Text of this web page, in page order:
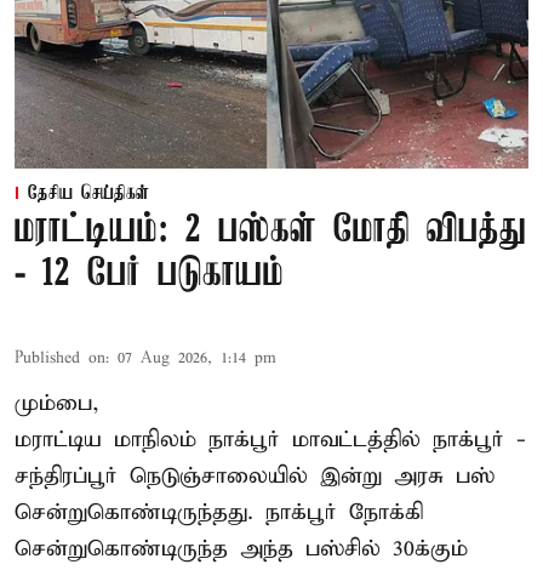
தேசிய செய்திகள்
மராட்டியம்: 2 பஸ்கள் மோதி விபத்து
- 12 பேர் படுகாயம்
Published on: 07 Aug 2026, 1:14 pm
மும்பை,
மராட்டிய மாநிலம் நாக்பூர் மாவட்டத்தில் நாக்பூர் -
சந்திரப்பூர் நெடுஞ்சாலையில் இன்று அரசு பஸ்
சென்றுகொண்டிருந்தது. நாக்பூர் நோக்கி
சென்றுகொண்டிருந்த அந்த பஸ்சில் 30க்கும்